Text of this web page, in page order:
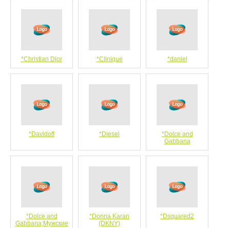
*Christian Dior *Clinique *daniel
*Davidoff *Diesel
*Dolce and
Gabbana
*Dolce and
Gabbana;Мужские
*Donna Karan
(DKNY)
*Dsquared2